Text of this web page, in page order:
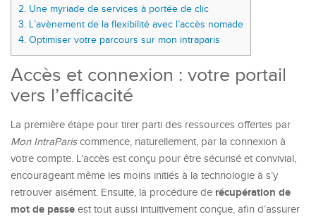
2. Une myriade de services à portée de clic
3. L’avènement de la flexibilité avec l’accès nomade
4. Optimiser votre parcours sur mon intraparis
Accès et connexion : votre portail
vers l’efficacité
La première étape pour tirer parti des ressources offertes par
Mon IntraPariscommence, naturellement, par la connexion à
votre compte. L’accès est conçu pour être sécurisé et convivial,
encourageant même les moins initiés à la technologie à s’y
retrouver aisément. Ensuite, la procédure de récupération de
mot de passe est tout aussi intuitivement conçue, afin d’assurer